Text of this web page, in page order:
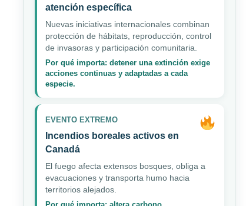
atención específica
Nuevas iniciativas internacionales combinan
protección de hábitats, reproducción, control
de invasoras y participación comunitaria.
Por qué importa: detener una extinción exige
acciones continuas y adaptadas a cada
especie.
EVENTO EXTREMO
Incendios boreales activos en
Canadá
El fuego afecta extensos bosques, obliga a
evacuaciones y transporta humo hacia
territorios alejados.